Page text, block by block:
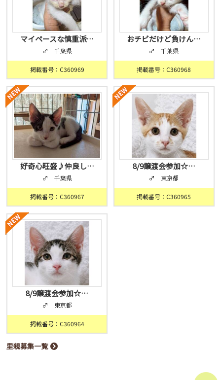
マイペースな慎重派…
♂ 千葉県
掲載番号：C360969
おチビだけど負けん…
♂ 千葉県
掲載番号：C360968
好奇心旺盛♪仲良し…
♂ 千葉県
掲載番号：C360967
8/9譲渡会参加☆…
♂ 東京都
掲載番号：C360965
8/9譲渡会参加☆…
♂ 東京都
掲載番号：C360964
里親募集一覧